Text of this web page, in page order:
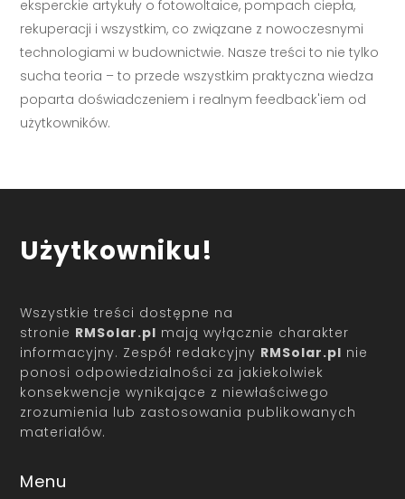
eksperckie artykuły o fotowoltaice, pompach ciepła,
rekuperacji i wszystkim, co związane z nowoczesnymi
technologiami w budownictwie. Nasze treści to nie tylko
sucha teoria – to przede wszystkim praktyczna wiedza
poparta doświadczeniem i realnym feedback'iem od
użytkowników.
Użytkowniku!
Wszystkie treści dostępne na
stronie RMSolar.pl mają wyłącznie charakter
informacyjny. Zespół redakcyjny RMSolar.pl nie
ponosi odpowiedzialności za jakiekolwiek
konsekwencje wynikające z niewłaściwego
zrozumienia lub zastosowania publikowanych
materiałów.
Menu